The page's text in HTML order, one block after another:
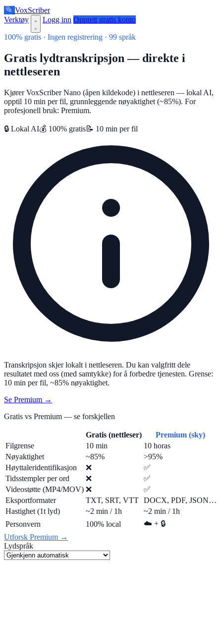
VoxScriber
Verktøy
Logg inn Opprett gratis konto
100% gratis · Ingen registrering · 99 språk
Gratis lydtranskripsjon — direkte i
nettleseren
Kjører VoxScriber Nano (åpen kildekode) i nettleseren — lokal AI,
opptil 10 min per fil, grunnleggende nøyaktighet (~85%). For
profesjonell bruk: Premium.
🔒 Lokal AI💰 100% gratis📝 10 min per fil
Transkripsjon skjer lokalt i nettleseren. Du kan valgfritt dele
resultatet med oss (med samtykke) for å forbedre tjenesten. Grense:
10 min per fil, ~85% nøyaktighet.
Se Premium →
Gratis vs Premium — se forskjellen
Gratis (nettleser)
Premium (sky)
Filgrense
10 min
10 horas
Nøyaktighet
~85%
>95%
Høyttaleridentifikasjon
❌
✅
Tidsstempler per ord
❌
✅
Videostøtte (MP4/MOV) ❌
✅
Eksportformater
TXT, SRT, VTT DOCX, PDF, JSON…
Hastighet (1t lyd)
~2 min / 1h
~2 min / 1h
Personvern
100% local
☁️ + 🔒
Utforsk Premium →
Lydspråk